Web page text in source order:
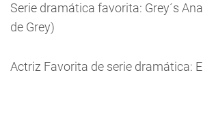
Serie dramática favorita: Grey´s
de Grey)
Actriz Favorita de serie dramática: